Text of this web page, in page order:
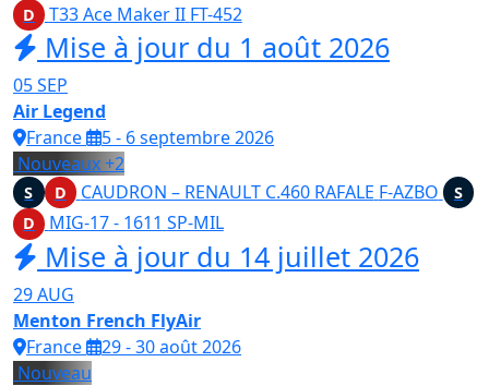
D T33 Ace Maker II FT-452
Mise à jour du 1 août 2026
05SEP
Air Legend
France
5 - 6 septembre 2026
Nouveaux+2
S D CAUDRON – RENAULT C.460 RAFALE F-AZBO
S
D
MIG‑17 - 1611 SP-MIL
Mise à jour du 14 juillet 2026
29AUG
Menton French FlyAir
France
29 - 30 août 2026
Nouveau